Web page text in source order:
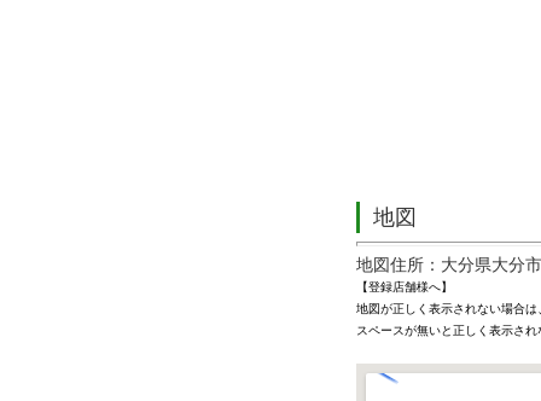
地図
地図住所：大分県大分市
【登録店舗様へ】
地図が正しく表示されない場合
スペースが無いと正しく表示さ